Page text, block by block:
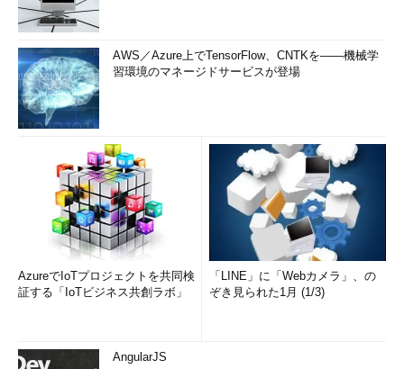
AWS／Azure上でTensorFlow、CNTKを――機械学
習環境のマネージドサービスが登場
AzureでIoTプロジェクトを共同検
証する「IoTビジネス共創ラボ」
「LINE」に「Webカメラ」、の
ぞき見られた1月 (1/3)
AngularJS